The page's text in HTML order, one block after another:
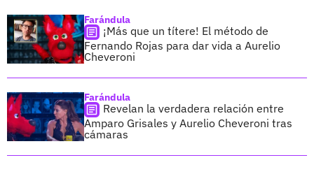
Farándula
¡Más que un títere! El método de
Fernando Rojas para dar vida a Aurelio
Cheveroni
Farándula
Revelan la verdadera relación entre
Amparo Grisales y Aurelio Cheveroni tras
cámaras